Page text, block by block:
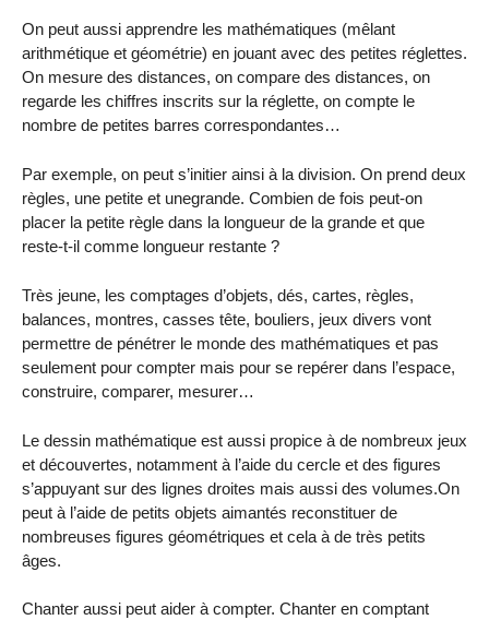
On peut aussi apprendre les mathématiques (mêlant
arithmétique et géométrie) en jouant avec des petites réglettes.
On mesure des distances, on compare des distances, on
regarde les chiffres inscrits sur la réglette, on compte le
nombre de petites barres correspondantes…
Par exemple, on peut s’initier ainsi à la division. On prend deux
règles, une petite et unegrande. Combien de fois peut-on
placer la petite règle dans la longueur de la grande et que
reste-t-il comme longueur restante ?
Très jeune, les comptages d’objets, dés, cartes, règles,
balances, montres, casses tête, bouliers, jeux divers vont
permettre de pénétrer le monde des mathématiques et pas
seulement pour compter mais pour se repérer dans l’espace,
construire, comparer, mesurer…
Le dessin mathématique est aussi propice à de nombreux jeux
et découvertes, notamment à l’aide du cercle et des figures
s’appuyant sur des lignes droites mais aussi des volumes.On
peut à l’aide de petits objets aimantés reconstituer de
nombreuses figures géométriques et cela à de très petits
âges.
Chanter aussi peut aider à compter. Chanter en comptant